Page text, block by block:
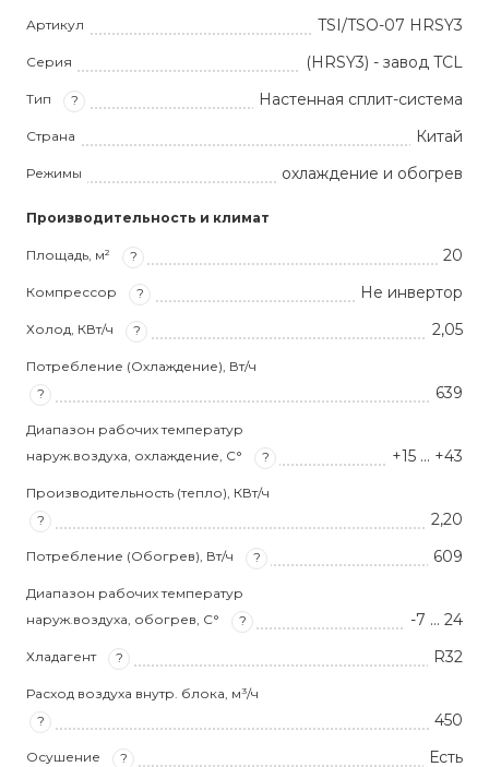
Артикул TSI/TSO-07 HRSY3
Серия (HRSY3) - завод TCL
Тип ? Настенная сплит-система
Страна Китай
Режимы охлаждение и обогрев
Производительность и климат
Площадь, м² ? 20
Компрессор ? Не инвертор
Холод, КВт/ч ? 2,05
Потребление (Охлаждение), Вт/ч
?
639
Диапазон рабочих температур
наруж.воздуха, охлаждение, С°
? +15 ... +43
Производительность (тепло), КВт/ч
?
2,20
Потребление (Обогрев), Вт/ч ? 609
Диапазон рабочих температур
наруж.воздуха, обогрев, С°
? -7 … 24
Хладагент ? R32
Расход воздуха внутр. блока, м³/ч
?
450
Осушение ? Есть